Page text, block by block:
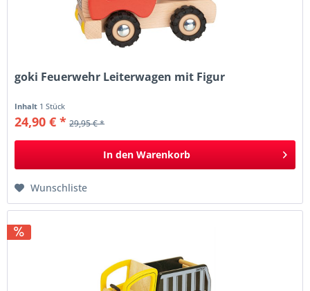
goki Feuerwehr Leiterwagen mit Figur
Inhalt 1 Stück
24,90 € * 29,95 € *
In den Warenkorb
Wunschliste